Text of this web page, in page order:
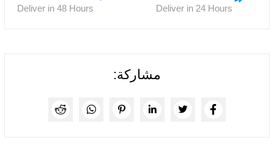
Deliver in 24 Hours
Deliver in 48 Hours
مشاركة: